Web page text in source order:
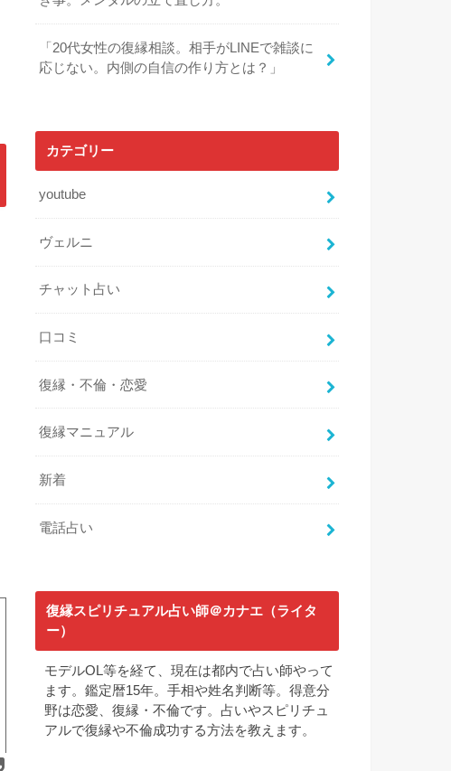
「20代女性の復縁相談。相手がLINEで雑談に
応じない。内側の自信の作り方とは？」
カテゴリー
youtube
ヴェルニ
チャット占い
口コミ
復縁・不倫・恋愛
復縁マニュアル
新着
電話占い
復縁スピリチュアル占い師＠カナエ（ライタ
ー）
モデルOL等を経て、現在は都内で占い師やって
ます。鑑定暦15年。手相や姓名判断等。得意分
野は恋愛、復縁・不倫です。占いやスピリチュ
アルで復縁や不倫成功する方法を教えます。